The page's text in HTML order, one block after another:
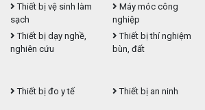
Thiết bị vệ sinh làm
sạch
Máy móc công
nghiệp
Thiết bị dạy nghề,
nghiên cứu
Thiết bị thí nghiệm
bùn, đất
Thiết bị đo y tế
Thiết bị an ninh